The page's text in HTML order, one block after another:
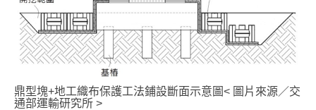
鼎型塊+地工織布保護工法鋪設斷面示意圖< 圖片來源／交
通部運輸研究所 >